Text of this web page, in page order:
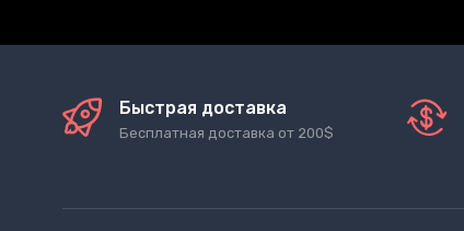
Быстрая доставка
Бесплатная доставка от 200$